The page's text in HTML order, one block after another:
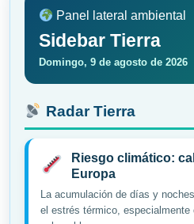
Panel lateral ambiental
Sidebar Tierra
Domingo, 9 de agosto de 2026
Radar Tierra
Riesgo climático:
Europa
La acumulación de días y
el estrés térmico, especialmente